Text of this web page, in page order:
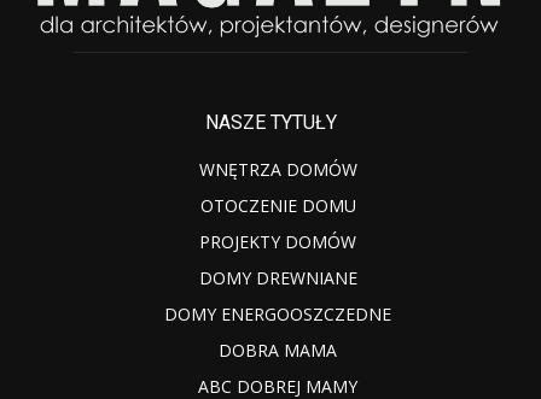
NASZE TYTUŁY
WNĘTRZA DOMÓW
OTOCZENIE DOMU
PROJEKTY DOMÓW
DOMY DREWNIANE
DOMY ENERGOOSZCZEDNE
DOBRA MAMA
ABC DOBREJ MAMY